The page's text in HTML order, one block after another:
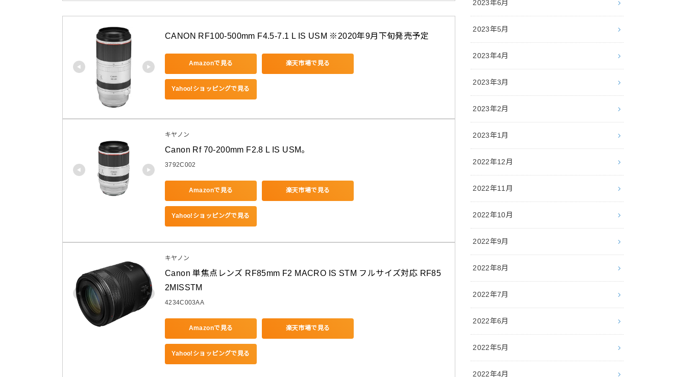
CANON RF100-500mm F4.5-7.1 L IS USM ※2020年9月下旬発売予定
Amazonで見る 楽天市場で見る
Yahoo!ショッピングで見る
キヤノン
Canon Rf 70-200mm F2.8 L IS USM。
3792C002
Amazonで見る 楽天市場で見る
Yahoo!ショッピングで見る
キヤノン
Canon 単焦点レンズ RF85mm F2 MACRO IS STM フルサイズ対応 RF85
2MISSTM
4234C003AA
Amazonで見る 楽天市場で見る
Yahoo!ショッピングで見る
2023年6月
2023年5月
2023年4月
2023年3月
2023年2月
2023年1月
2022年12月
2022年11月
2022年10月
2022年9月
2022年8月
2022年7月
2022年6月
2022年5月
2022年4月